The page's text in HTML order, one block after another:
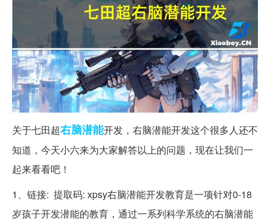
关于七田超右脑潜能开发，右脑潜能开发这个很多人还不
知道，今天小六来为大家解答以上的问题，现在让我们一
起来看看吧！
1、链接: 提取码: xpsy右脑潜能开发教育是一项针对0-18
岁孩子开发潜能的教育，通过一系列科学系统的右脑潜能